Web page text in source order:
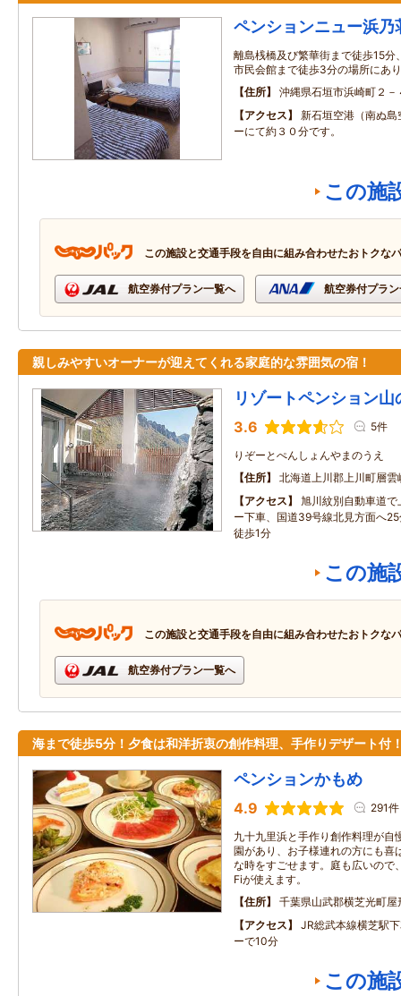
ペンションニュー浜乃
離島桟橋及び繁華街まで徒歩15分
市民会館まで徒歩3分の場所にあ
住所
沖縄県石垣市浜崎町２－
アクセス
新石垣空港（南ぬ
ーにて約３０分です。
この施
この施設と交通手段を自由に組み合わせたおトクな
航空券付プラン一覧へ 航空券付プラ
親しみやすいオーナーが迎えてくれる家庭的な雰囲気の宿！
リゾートペンション山
3.6 5件
りぞーとぺんしょんやまのうえ
住所
北海道上川郡上川町層雲
アクセス
旭川紋別自動車道
ー下車、国道39号線北見方面へ
徒歩1分
この施
この施設と交通手段を自由に組み合わせたおトクな
航空券付プラン一覧へ
海まで徒歩5分！夕食は和洋折衷の創作料理、手作りデザート付
ペンションかもめ
4.9 291件
九十九里浜と手作り創作料理が自
園があり、お子様連れの方にも喜
な時をすごせます。庭も広いので
Fiが使えます。
住所
千葉県山武郡横芝光町
アクセス
JR総武本線横芝駅
ーで10分
この施